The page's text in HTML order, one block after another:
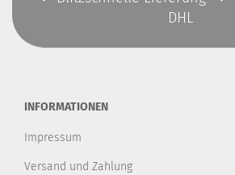
DHL
INFORMATIONEN
Impressum
Versand und Zahlung